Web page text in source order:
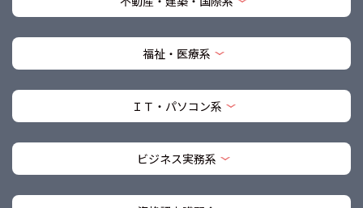
福祉・医療系
ＩＴ・パソコン系
ビジネス実務系